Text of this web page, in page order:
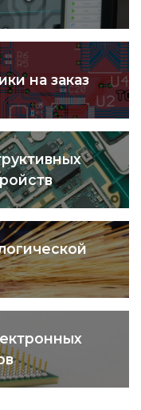
на заказ